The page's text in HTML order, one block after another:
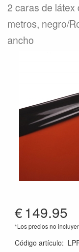
2 caras de látex
metros, negro/
ancho
€149.95
*Los precios no
Código artículo: